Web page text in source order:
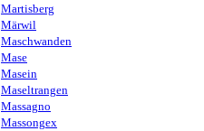
Martisberg
Märwil
Maschwanden
Mase
Masein
Maseltrangen
Massagno
Massongex